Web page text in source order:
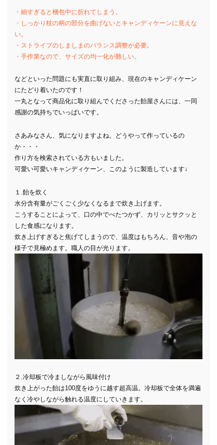
・細すぎると梱包中に折れてしまう。
・しっかり杖の柄の部分を曲げないとキャンディケーンに見えな
い。
・ストライプのしましまのバランス調整が必要。
・手作業なので、サイズの均一化が難しい。
などといった問題にも実直に取り組み、現在のキャンディケーン
にたどり着いたのです！
一丸となって商品化に取り組んでくださった飴屋さんには、一同
感謝の気持ちでいっぱいです。
さあみなさん、気になりますよね。どうやって作っているの
か・・・
作り方を検索されている方もいました。
可愛い可愛いキャンディケーン、このように製造しています↓
１.飴を炊く
水分含有量がごくごく少なくなるまで炊き上げます。
こうすることによって、口の中でべたつかず、カリッとサクッと
した食感になります。
炊き上げすぎると焦げてしまうので、温度はもちろん、音や泡の
様子で見極めます。職人の目が光ります。
２.冷却板で冷ましながら風味付け
炊き上がった飴は100度をゆうに越す超高温。冷却板で全体を満遍
なく冷やしながら触れる温度にしていきます。